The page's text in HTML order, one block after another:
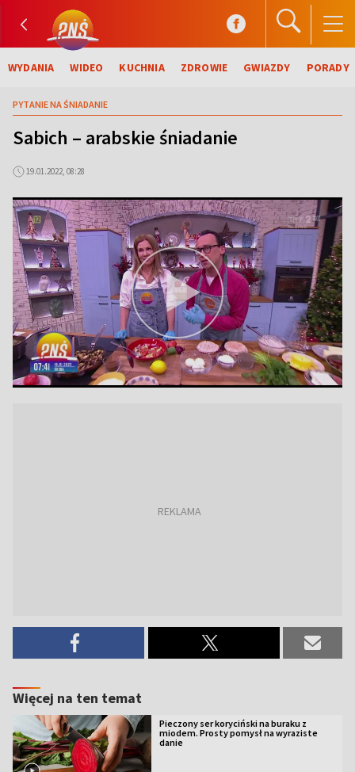
WYDANIA WIDEO KUCHNIA ZDROWIE GWIAZDY PORADY
PYTANIE NA ŚNIADANIE
Sabich – arabskie śniadanie
19.01.2022, 08:28
Więcej na ten temat
Pieczony ser koryciński na buraku z
miodem. Prosty pomysł na wyraziste
danie